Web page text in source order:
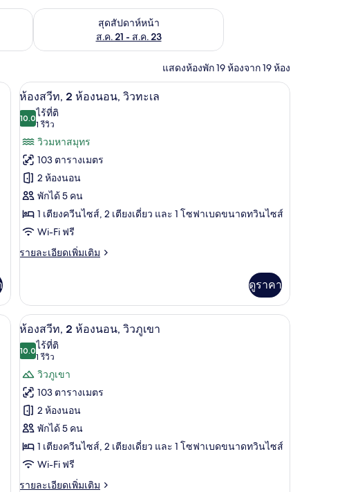
ดาห์นี้ ส.ค. 14 - ส.ค. 16สุดสัปดาห์หน้า
ส.ค. 21 - ส.ค. 23
ตรวจสอบจำนวนห้องพักว่างในสุดสัปดาห์หน้า ส.ค. 21 - ส.ค. 23
แสดงห้องพัก 19 ห้องจาก 19 ห้อง
สง, Wi-Fi ฟรี
เปิด
ภาพถ่าย
ทั้งหมด
ของ
ห้อง
สวีท,
2
ห้อง
นอน,
1 ห้องนอน, โต๊ะทำงาน, ผ้าม่านกันแสง, Wi-Fi ฟรี
11
ห้องสวีท, 2 ห้องนอน, วิวทะเล
10.010.0 จาก 10
ไร้ที่ติ
1 รีวิว
(1
รีวิว)
วิวมหาสมุทร
103 ตารางเมตร
2 ห้องนอน
พักได้ 5 คน
1 เตียงควีนไซส์, 2 เตียงเดี่ยว และ 1 โซฟาเบดขนาดทวินไซส์
Wi-Fi ฟรี
รายละเอียดเพิ่มเติม
ราย
เกี่ยว
กับ
ห้อง
ท,
ห้อง
นอน,
วิว
ทะเล
ดูราคา
สง, Wi-Fi ฟรี
เปิด
ภาพถ่าย
ทั้งหมด
ของ
ห้อง
สวีท,
2
ห้อง
นอน,
1 ห้องนอน, โต๊ะทำงาน, ผ้าม่านกันแสง, Wi-Fi ฟรี
8
ห้องสวีท, 2 ห้องนอน, วิวภูเขา
10.010.0 จาก 10
ไร้ที่ติ
1 รีวิว
(1
รีวิว)
วิวภูเขา
103 ตารางเมตร
2 ห้องนอน
พักได้ 5 คน
1 เตียงควีนไซส์, 2 เตียงเดี่ยว และ 1 โซฟาเบดขนาดทวินไซส์
Wi-Fi ฟรี
รายละเอียดเพิ่มเติม
ราย